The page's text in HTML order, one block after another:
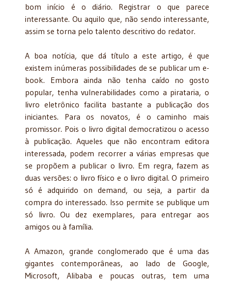
bom início é o diário. Registrar o que parece
interessante. Ou aquilo que, não sendo interessante,
assim se torna pelo talento descritivo do redator.
A boa notícia, que dá título a este artigo, é que
existem inúmeras possibilidades de se publicar um e-
book. Embora ainda não tenha caído no gosto
popular, tenha vulnerabilidades como a pirataria, o
livro eletrônico facilita bastante a publicação dos
iniciantes. Para os novatos, é o caminho mais
promissor. Pois o livro digital democratizou o acesso
à publicação. Aqueles que não encontram editora
interessada, podem recorrer a várias empresas que
se propõem a publicar o livro. Em regra, fazem as
duas versões: o livro físico e o livro digital. O primeiro
só é adquirido on demand, ou seja, a partir da
compra do interessado. Isso permite se publique um
só livro. Ou dez exemplares, para entregar aos
amigos ou à família.
A Amazon, grande conglomerado que é uma das
gigantes contemporâneas, ao lado de Google,
Microsoft, Alibaba e poucas outras, tem uma